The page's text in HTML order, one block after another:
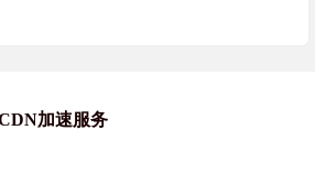
加速服务